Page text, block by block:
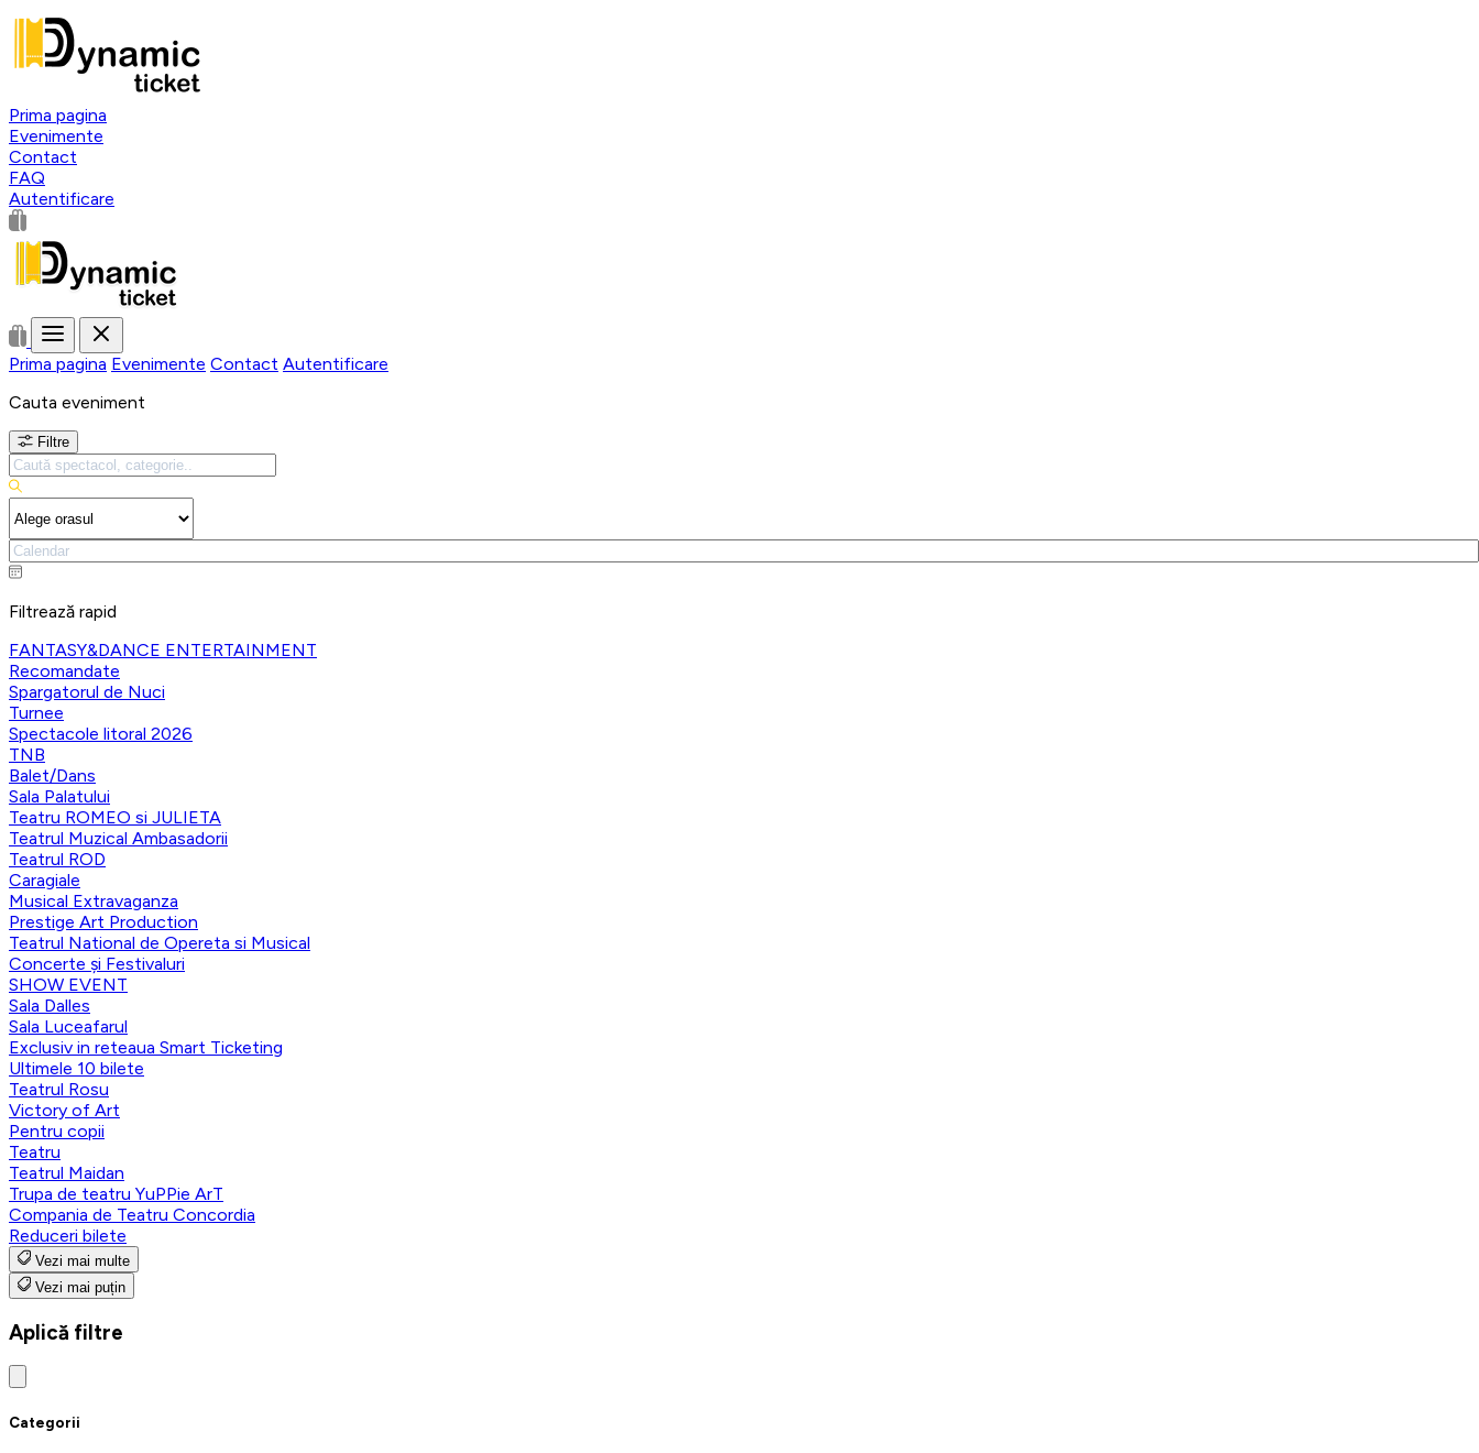
Prima pagina
Evenimente
Contact
FAQ
Autentificare
Prima pagina Evenimente Contact Autentificare
Cauta eveniment
Filtre
Filtrează rapid
FANTASY&DANCE ENTERTAINMENT
Recomandate
Spargatorul de Nuci
Turnee
Spectacole litoral 2026
TNB
Balet/Dans
Sala Palatului
Teatru ROMEO si JULIETA
Teatrul Muzical Ambasadorii
Teatrul ROD
Caragiale
Musical Extravaganza
Prestige Art Production
Teatrul National de Opereta si Musical
Concerte și Festivaluri
SHOW EVENT
Sala Dalles
Sala Luceafarul
Exclusiv in reteaua Smart Ticketing
Ultimele 10 bilete
Teatrul Rosu
Victory of Art
Pentru copii
Teatru
Teatrul Maidan
Trupa de teatru YuPPie ArT
Compania de Teatru Concordia
Reduceri bilete
Vezi mai multe
Vezi mai puțin
Aplică filtre
Categorii